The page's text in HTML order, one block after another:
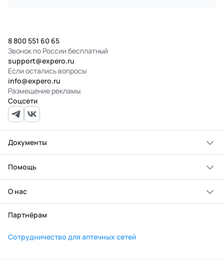
8 800 551 60 65
Звонок по России бесплатный
support@expero.ru
Если остались вопросы
info@expero.ru
Размещение рекламы
Соцсети
Документы
Помощь
О нас
Партнёрам
Сотрудничество для аптечных сетей